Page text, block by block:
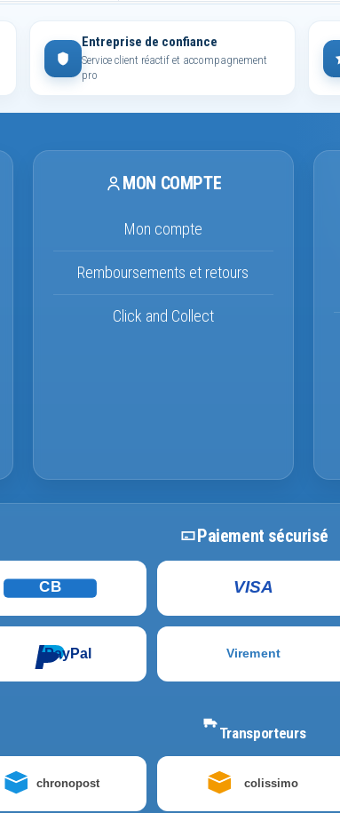
Entreprise de confiance
Service client réactif et accompagnement
pro
MON COMPTE
Mon compte
Remboursements et retours
Click and Collect
Paiement sécurisé
CB VISA
PayPal Virement
Transporteurs
chronopost colissimo